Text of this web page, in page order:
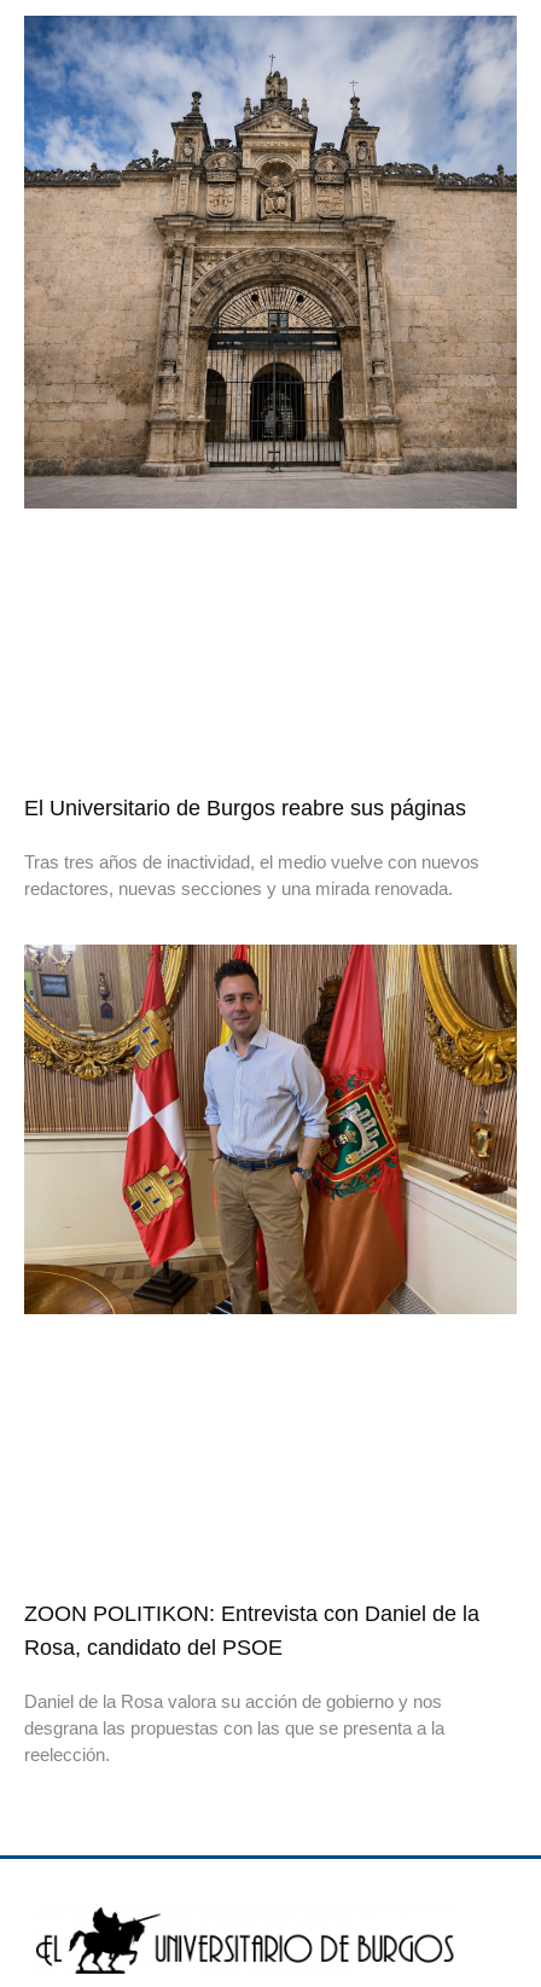
El Universitario de Burgos reabre sus páginas
Tras tres años de inactividad, el medio vuelve con nuevos
redactores, nuevas secciones y una mirada renovada.
ZOON POLITIKON: Entrevista con Daniel de la
Rosa, candidato del PSOE
Daniel de la Rosa valora su acción de gobierno y nos
desgrana las propuestas con las que se presenta a la
reelección.